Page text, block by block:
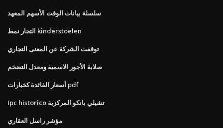
سلسلة بيانات الوقت الأسهم المعهد
التجار نمط kinderstoelen
توقفت الشركة عن المعنى التجاري
صلابة الأجور الاسمية ومعدل التضخم
أسعار الفائدة كخيارات pdf
Ipc historico تشيلي بانكو المركزية
مؤشر راسل العقاري